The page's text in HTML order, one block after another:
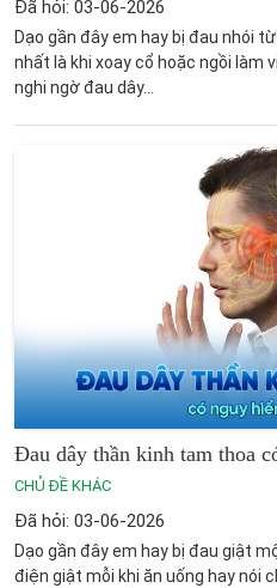
Đã hỏi: 03-06-2026
Dạo gần đây em hay bị đau nhói
nhất là khi xoay cổ hoặc ngồi làm
nghi ngờ đau dây...
Đau dây thần kinh tam thoa
CHỦ ĐỀ KHÁC
Đã hỏi: 03-06-2026
Dạo gần đây em hay bị đau giật
điện giật mỗi khi ăn uống hay nói